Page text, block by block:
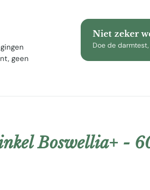
geen
Niet zeker
Doe de
Boswellia+ -